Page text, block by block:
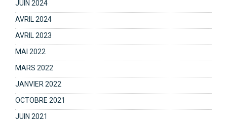
JUIN 2024
AVRIL 2024
AVRIL 2023
MAI 2022
MARS 2022
JANVIER 2022
OCTOBRE 2021
JUIN 2021